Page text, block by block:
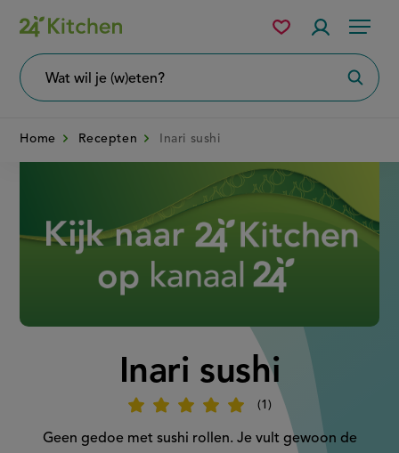
Overslaan
en
naar
Menu
wil
Mijn
bewaarde
Home Recepten Inari sushi
Inari sushi
1
Beoordeel
'Inari
sushi'
Geen gedoe met sushi rollen. Je vult gewoon de